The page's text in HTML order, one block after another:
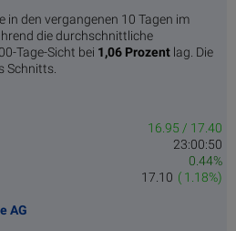
in den vergangenen 10 Tagen im
die durchschnittliche
Tage-Sicht bei 1,06 Prozent lag. Die
Schnitts.
16.95 / 17.40
23:00:50
0.44%
( 1.18%)
17.10
AG